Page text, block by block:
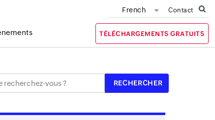
French Contact
TÉLÉCHARGEMENTS GRATUITS